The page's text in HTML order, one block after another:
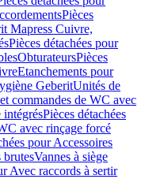
Pièces
Mapress Cuivre,
Pièces détachées pour
ObturateursPièces
Etanchements pour
GeberitUnités de
commandes de WC avec
intégrésPièces détachées
avec rinçage forcé
pour Accessoires
brutesVannes à siège
Avec raccords à sertir